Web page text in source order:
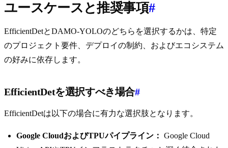
ユースケースと推奨事項#
EfficientDetとDAMO-YOLOのどちらを選択するかは、特定
のプロジェクト要件、デプロイの制約、およびエコシステム
の好みに依存します。
EfficientDetを選択すべき場合#
EfficientDetは以下の場合に有力な選択肢となります。
Google CloudおよびTPUパイプライン： Google Cloud